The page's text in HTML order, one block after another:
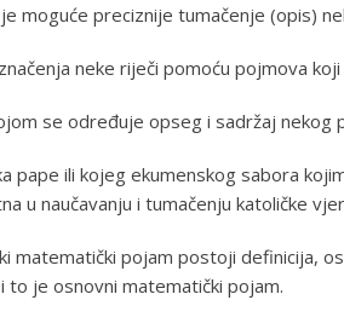
moguće preciznije tumačenje (opis)
neke riječi pomoću pojmova
se određuje opseg i sadržaj nekog
pape ili kojeg ekumenskog sabora
u naučavanju i tumačenju katoličke
matematički pojam postoji definicija,
to je osnovni matematički pojam.